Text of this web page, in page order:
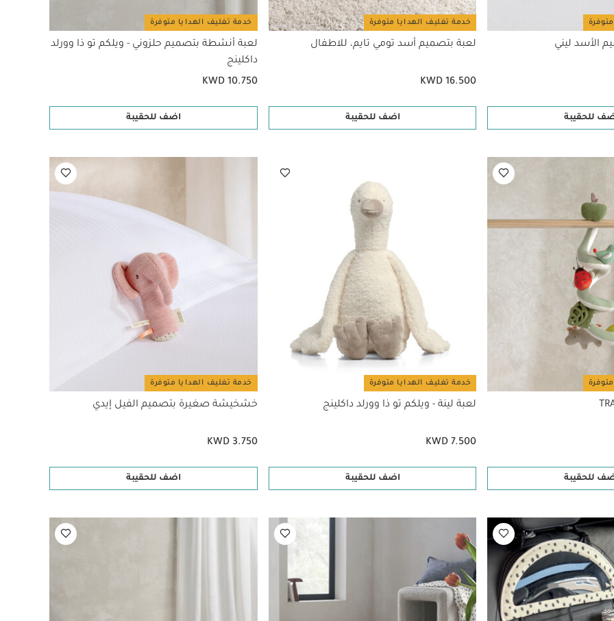
الأسد ليني
للحقيبة
خدمة تغليف الهدايا متوفرة
لعبة بتصميم أسد تومي تايم، للاطفال
KWD 16.500
اضف للحقيبة
خدمة تغليف الهدايا متوفرة
لعبة أنشطة بتصميم حلزوني - ويلكم تو ذا وورلد
داكلينج
KWD 10.750
اضف للحقيبة
للحقيبة
خدمة تغليف الهدايا متوفرة
لعبة لينة - ويلكم تو ذا وورلد داكلينج
KWD 7.500
اضف للحقيبة
خدمة تغليف الهدايا متوفرة
خشخيشة صغيرة بتصميم الفيل إيدي
KWD 3.750
اضف للحقيبة